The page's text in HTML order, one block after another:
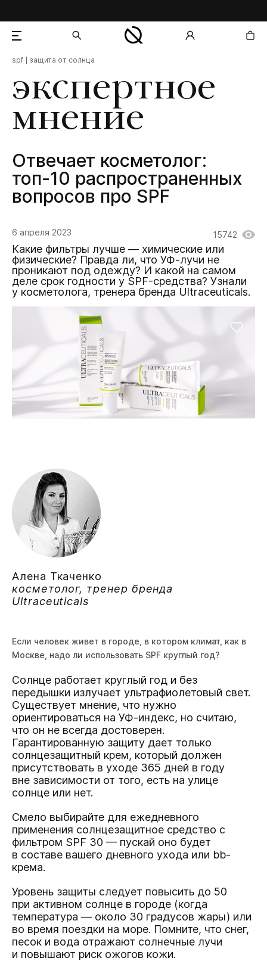
экспертное
мнение
Отвечает косметолог:
топ-10 распространенных
вопросов про SPF
spf защита от солнца
6 апреля 2023 15742
Какие фильтры лучше — химические или
физические? Правда ли, что УФ-лучи не
проникают под одежду? И какой на самом
деле срок годности у SPF-средства? Узнали
у косметолога, тренера бренда Ultraceuticals.
Алена Ткаченко
косметолог, тренер бренда
Ultraceuticals
Если человек живет в городе, в котором климат, как в
Москве, надо ли использовать SPF круглый год?
Солнце работает круглый год и без
передышки излучает ультрафиолетовый свет.
Существует мнение, что нужно
ориентироваться на УФ-индекс, но считаю,
что он не всегда достоверен.
Гарантированную защиту дает только
солнцезащитный крем, который должен
присутствовать в уходе 365 дней в году
вне зависимости от того, есть на улице
солнце или нет.
Смело выбирайте для ежедневного
применения солнцезащитное средство с
фильтром SPF 30 — пускай оно будет
в составе вашего дневного ухода или bb-
крема.
Уровень защиты следует повысить до 50
при активном солнце в городе (когда
температура — около 30 градусов жары) или
во время поездки на море. Помните, что снег,
песок и вода отражают солнечные лучи
и повышают риск ожогов кожи.